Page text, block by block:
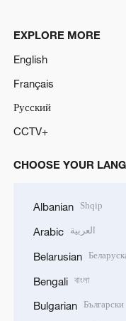
EXPLORE MORE
English
Français
Русский
CCTV+
CHOOSE YOUR
Albanian Shqip
Arabic العربية
Belarusian
Bengali বাংলা
Bulgarian Български